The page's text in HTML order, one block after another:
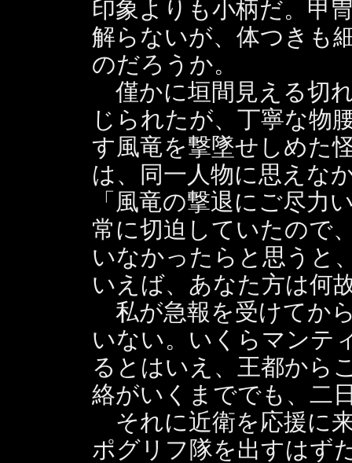
印象よりも小柄だ。甲
解らないが、体つきも
のだろうか。
僅かに垣間見える切
じられたが、丁寧な物
す風竜を撃墜せしめた
は、同一人物に思えな
「風竜の撃退にご尽力
常に切迫していたので
いなかったらと思うと
いえば、あなた方は何
私が急報を受けてか
いない。いくらマンテ
るとはいえ、王都から
絡がいくまででも、二
それに近衛を応援に
ポグリフ隊を出すはず